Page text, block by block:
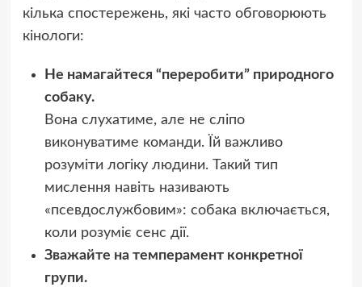
кілька спостережень, які часто обговорюють
кінологи:
Не намагайтеся “переробити” природного
собаку.
Вона слухатиме, але не сліпо
виконуватиме команди. Їй важливо
розуміти логіку людини. Такий тип
мислення навіть називають
«псевдослужбовим»: собака включається,
коли розуміє сенс дії.
Зважайте на темперамент конкретної
групи.